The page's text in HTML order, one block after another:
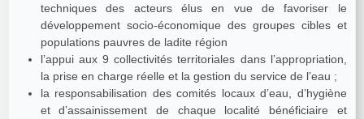
techniques des acteurs élus en vue de favoriser le
développement socio-économique des groupes cibles et
populations pauvres de ladite région
l’appui aux 9 collectivités territoriales dans l’appropriation,
la prise en charge réelle et la gestion du service de l’eau ;
la responsabilisation des comités locaux d’eau, d’hygiène
et d’assainissement de chaque localité bénéficiaire et